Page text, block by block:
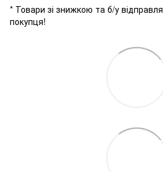
* Товари зі знижкою та б/у
покупця!